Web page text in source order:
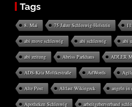
Tags
8. Mai 75 Jahre Schleswig-Holstein
abi move schleswig abi schleswig abi
abi zeitung Abriss Parkhaus ADLER
ADS-Kita Moltkestraße AdWords
Alte Post Altlast Wikingeck angeln in
Apotheken Schleswig arbeitgeberverband